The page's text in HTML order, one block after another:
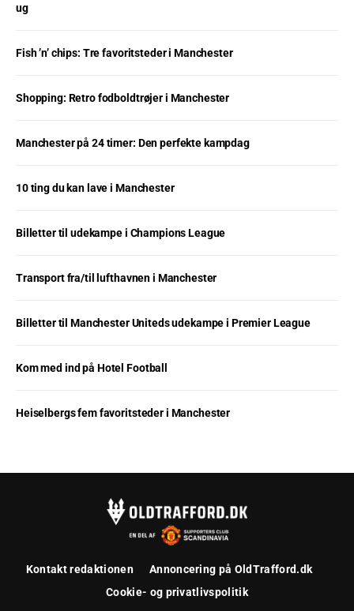
ug
Fish ’n’ chips: Tre favoritsteder i Manchester
Shopping: Retro fodboldtrøjer i Manchester
Manchester på 24 timer: Den perfekte kampdag
10 ting du kan lave i Manchester
Billetter til udekampe i Champions League
Transport fra/til lufthavnen i Manchester
Billetter til Manchester Uniteds udekampe i Premier League
Kom med ind på Hotel Football
Heiselbergs fem favoritsteder i Manchester
Kontakt redaktionen
Annoncering på OldTrafford.dk
Cookie- og privatlivspolitik